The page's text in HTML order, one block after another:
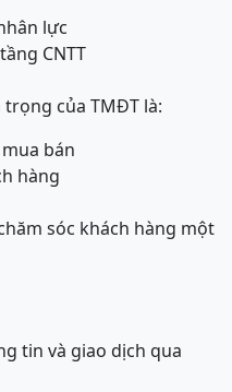
lực
CNTT
của TMĐT là:
bán
hàng
sóc khách hàng một
tin và giao dịch qua